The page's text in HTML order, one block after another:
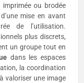
imprimée ou brodée
mise en avant
de l’utilisation.
plus discrets,
un groupe tout en
dans les espaces
la coordination
valoriser une image